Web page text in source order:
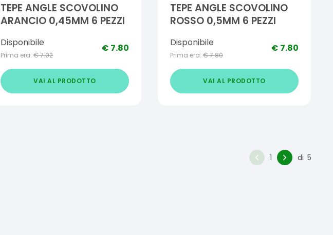
TEPE ANGLE SCOVOLINO
ARANCIO 0,45MM 6 PEZZI
Disponibile
Prima era: €7.02
€ 7.80
VAI AL PRODOTTO
TEPE ANGLE SCOVOLINO
ROSSO 0,5MM 6 PEZZI
Disponibile
Prima era: €7.80
€ 7.80
VAI AL PRODOTTO
1 di 5